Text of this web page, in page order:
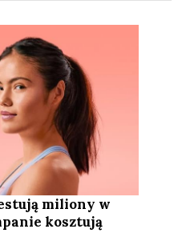
miliony w
kosztują